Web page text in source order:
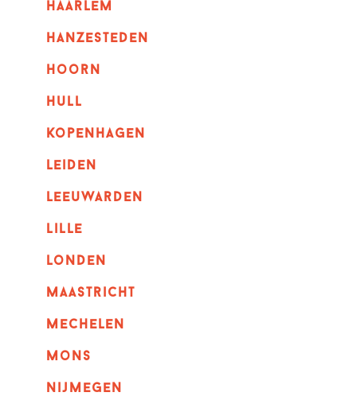
haarlem
hanzesteden
hoorn
hull
kopenhagen
leiden
leeuwarden
lille
londen
maastricht
mechelen
mons
nijmegen